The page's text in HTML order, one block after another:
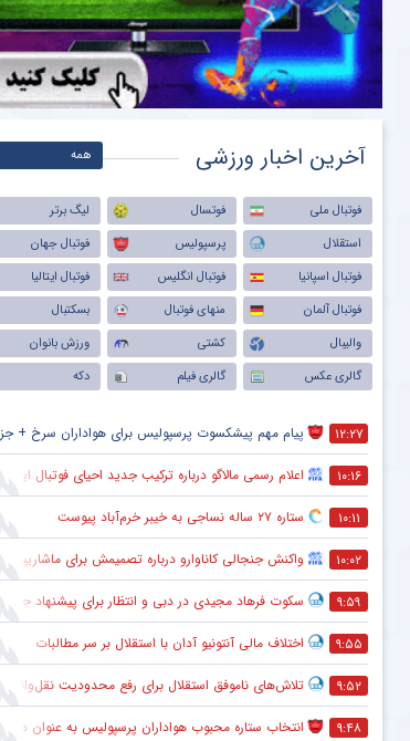
آخرین اخبار ورزشی همه
فوتبال ملی فوتسال
لیگ برتر
استقلال
پرسپولیس
فوتبال جهان
فوتبال اسپانیا
فوتبال انگلیس
فوتبال ایتالیا
فوتبال آلمان
منهای فوتبال
بسکتبال
والیبال
کشتی
ورزش بانوان
گالری عکس
گالری فیلم دکه
۱۲:۲۷ پیام مهم پیشکسوت پرسپولیس برای هواداران سرخ + جزئیات
۱۰:۱۶ اعلام رسمی مالاگو درباره ترکیب جدید احیای فوتبال ایتالیا
۱۰:۱۱ ستاره ۲۷ ساله نساجی به خیبر خرم‌آباد پیوست
۱۰:۰۲ واکنش جنجالی کاناوارو درباره تصمیمش برای ماشاریپوف
۹:۵۹ سکوت فرهاد مجیدی در دبی و انتظار برای پیشنهاد جدید
۹:۵۵ اختلاف مالی آنتونیو آدان با استقلال بر سر مطالبات
۹:۵۲ تلاش‌های ناموفق استقلال برای رفع محدودیت نقل‌وانتقالاتی
۹:۴۸ انتخاب ستاره محبوب هواداران پرسپولیس به عنوان دستیار بهادر عبدی